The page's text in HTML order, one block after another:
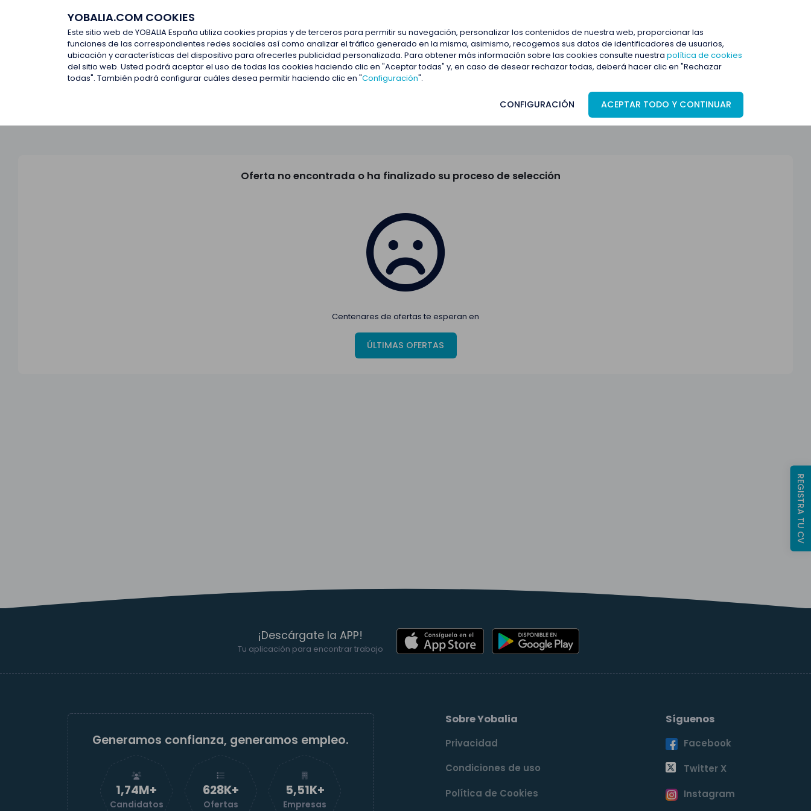
YOBALIA.COM COOKIES
Este sitio web de YOBALIA España utiliza cookies propias y de terceros para permitir su navegación, personalizar los contenidos de nuestra web, proporcionar las
funciones de las correspondientes redes sociales así como analizar el tráfico generado en la misma, asimismo, recogemos sus datos de identificadores de usuarios,
ubicación y características del dispositivo para ofrecerles publicidad personalizada. Para obtener más información sobre las cookies consulte nuestra política de cookies
del sitio web. Usted podrá aceptar el uso de todas las cookies haciendo clic en "Aceptar todas" y, en caso de desear rechazar todas, deberá hacer clic en "Rechazar
todas". También podrá configurar cuáles desea permitir haciendo clic en "Configuración".
CONFIGURACIÓN ACEPTAR TODO Y CONTINUAR
Últimas ofertas
Últimas ofertas
Oferta no encontrada o ha finalizado su proceso de selección
Centenares de ofertas te esperan en
ÚLTIMAS OFERTAS
¡Descárgate la APP!
Tu aplicación para encontrar trabajo
Generamos confianza, generamos empleo.
1,74M+
Candidatos
629K+
Ofertas
5,52K+
Empresas
Sobre Yobalia
Privacidad
Condiciones de uso
Política de Cookies
Síguenos
Facebook
Twitter X
Instagram
REGISTRA TU CV